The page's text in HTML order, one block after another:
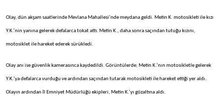
Olay, dün akşam saatlerinde Mevlana Mahallesi’nde meydana geldi. Metin K. motosikleti ile kızı
Y.K.’nin yanına gelerek defalarca tokat attı. Metin K., daha sonra saçından tutuğu kızını,
motosiklet ile hareket ederek sürükledi.
Olay anı ise güvenlik kamerasınca kaydedildi. Görüntülerde; Metin K.’nın motosikletle gelerek
Y.K.’ya defalarca vurduğu ve ardından saçından tutarak motosikleti ile hareket ettiği yer aldı.
Olayın ardından İl Emniyet Müdürlüğü ekipleri, Metin K.’yı gözaltına aldı.